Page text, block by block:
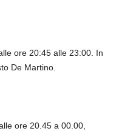
ore 20:45 alle 23:00. In
De Martino.
ore 20.45 a 00.00,